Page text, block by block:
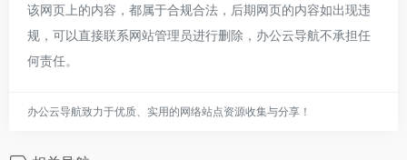
该网页上的内容，都属于合规合法，后期网页的内容如出现违
规，可以直接联系网站管理员进行删除，办公云导航不承担任
何责任。
办公云导航致力于优质、实用的网络站点资源收集与分享！